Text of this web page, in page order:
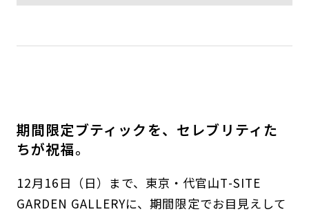
期間限定ブティックを、セレブリティた
ちが祝福。
12月16日（日）まで、東京・代官山T-SITE
GARDEN GALLERYに、期間限定でお目見えして